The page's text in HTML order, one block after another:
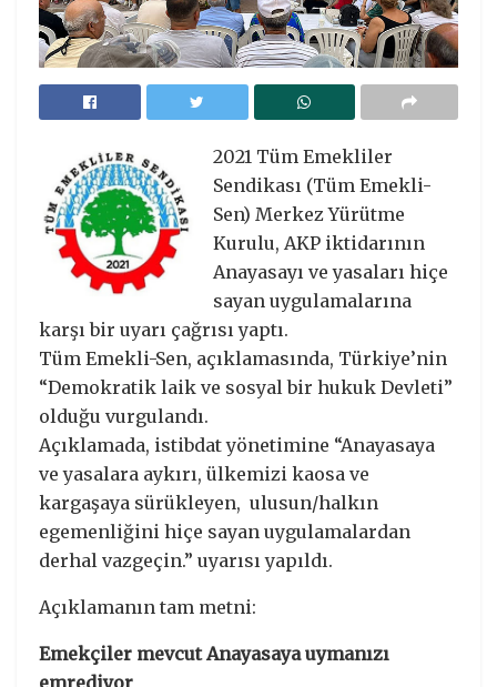
2021 Tüm Emekliler
Sendikası (Tüm Emekli-
Sen) Merkez Yürütme
Kurulu, AKP iktidarının
Anayasayı ve yasaları hiçe
sayan uygulamalarına
karşı bir uyarı çağrısı yaptı.
Tüm Emekli-Sen, açıklamasında, Türkiye’nin
“Demokratik laik ve sosyal bir hukuk Devleti”
olduğu vurgulandı.
Açıklamada, istibdat yönetimine “Anayasaya
ve yasalara aykırı, ülkemizi kaosa ve
kargaşaya sürükleyen, ulusun/halkın
egemenliğini hiçe sayan uygulamalardan
derhal vazgeçin.” uyarısı yapıldı.
Açıklamanın tam metni:
Emekçiler mevcut Anayasaya uymanızı
emrediyor